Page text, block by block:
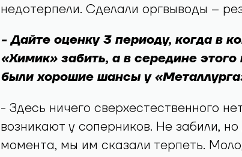
недотерпели. Сделали оргвыводы –
- Дайте оценку 3 периоду, когда в
«Химик» забить, а в середине этого
были хорошие шансы у
- Здесь ничего сверхестественного
возникают у соперников. Не забили,
момента, мы им сказали терпеть.